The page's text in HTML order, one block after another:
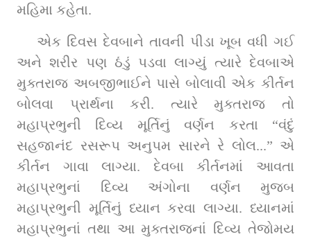
મહિમા કહેતા.
એક દિવસ દેવબાને તાવની પીડા ખૂબ વધી ગઈ
અને શરીર પણ ઠંડું પડવા લાગ્યું ત્યારે દેવબાએ
મુક્તરાજ અબજીભાઈને પાસે બોલાવી એક કીર્તન
બોલવા પ્રાર્થના કરી. ત્યારે મુક્તરાજ તો
મહાપ્રભુની દિવ્ય મૂર્તિનું વર્ણન કરતા “વંદું
સહજાનંદ રસરૂપ અનુપમ સારને રે લોલ...” એ
કીર્તન ગાવા લાગ્યા. દેવબા કીર્તનમાં આવતા
મહાપ્રભુનાં દિવ્ય અંગોના વર્ણન મુજબ
મહાપ્રભુની મૂર્તિનું ધ્યાન કરવા લાગ્યા. ધ્યાનમાં
મહાપ્રભુનાં તથા આ મુક્તરાજનાં દિવ્ય તેજોમય